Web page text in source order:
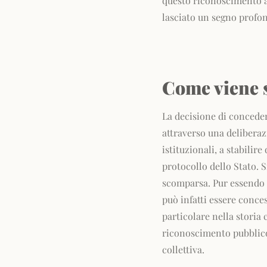
lasciato un segno
Come
La decisione di
attraverso una
istituzionali, a stabilire
protocollo dello Stato.
scomparsa. Pur
può infatti essere
particolare nella storia
riconoscimento
collettiva.